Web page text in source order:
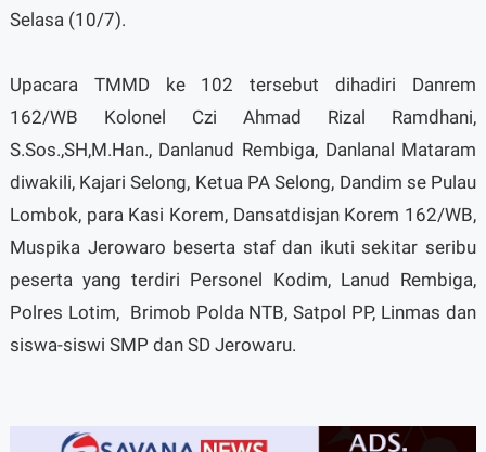
Selasa (10/7).
Upacara TMMD ke 102 tersebut dihadiri Danrem
162/WB Kolonel Czi Ahmad Rizal Ramdhani,
S.Sos.,SH,M.Han., Danlanud Rembiga, Danlanal Mataram
diwakili, Kajari Selong, Ketua PA Selong, Dandim se Pulau
Lombok, para Kasi Korem, Dansatdisjan Korem 162/WB,
Muspika Jerowaro beserta staf dan ikuti sekitar seribu
peserta yang terdiri Personel Kodim, Lanud Rembiga,
Polres Lotim, Brimob Polda NTB, Satpol PP, Linmas dan
siswa-siswi SMP dan SD Jerowaru.